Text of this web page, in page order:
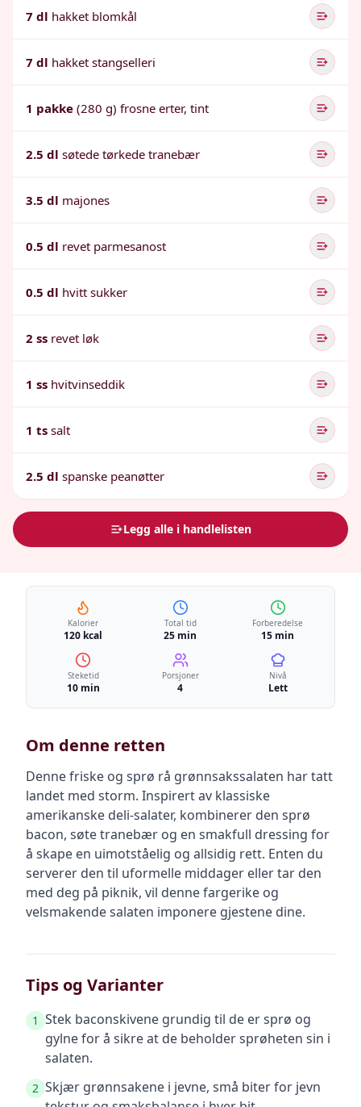
7 dl hakket blomkål
7 dl hakket stangselleri
1 pakke (280 g) frosne erter, tint
2.5 dl søtede tørkede tranebær
3.5 dl majones
0.5 dl revet parmesanost
0.5 dl hvitt sukker
2 ss revet løk
1 ss hvitvinseddik
1 ts salt
2.5 dl spanske peanøtter
Legg alle i handlelisten
Kalorier
120 kcal
Total tid
25 min
Forberedelse
15 min
Steketid
10 min
Porsjoner
4
Nivå
Lett
Om denne retten
Denne friske og sprø rå grønnsakssalaten har tatt
landet med storm. Inspirert av klassiske
amerikanske deli-salater, kombinerer den sprø
bacon, søte tranebær og en smakfull dressing for
å skape en uimotståelig og allsidig rett. Enten du
serverer den til uformelle middager eller tar den
med deg på piknik, vil denne fargerike og
velsmakende salaten imponere gjestene dine.
Tips og Varianter
1 Stek baconskivene grundig til de er sprø og
gylne for å sikre at de beholder sprøheten sin i
salaten.
2 Skjær grønnsakene i jevne, små biter for jevn